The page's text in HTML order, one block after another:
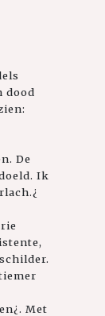
dood
De
Ik
Met